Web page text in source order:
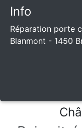
Info
Réparation porte
Blanmont - 1450